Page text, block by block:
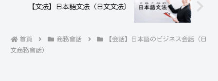
【文法】日本語文法（日文文法）
首頁 商務會話
【会話】日本語のビジネス会話（日
文商務會話）